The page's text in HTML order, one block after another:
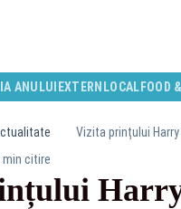
ANULUI EXTERN LOCAL FOOD
Vizita prințului
min citire